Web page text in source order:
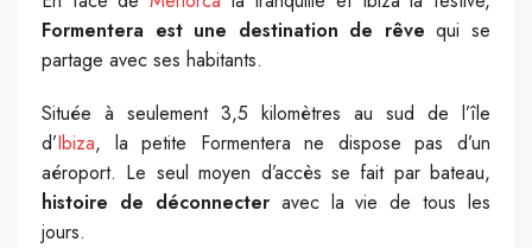
Formentera est une destination de rêvequi se
partage avec ses habitants.
Située à seulement 3,5 kilomètres au sud de l’île
d’Ibiza, la petite Formentera ne dispose pas d’un
aéroport. Le seul moyen d’accès se fait par bateau,
histoire de déconnecter avec la vie de tous les
jours.